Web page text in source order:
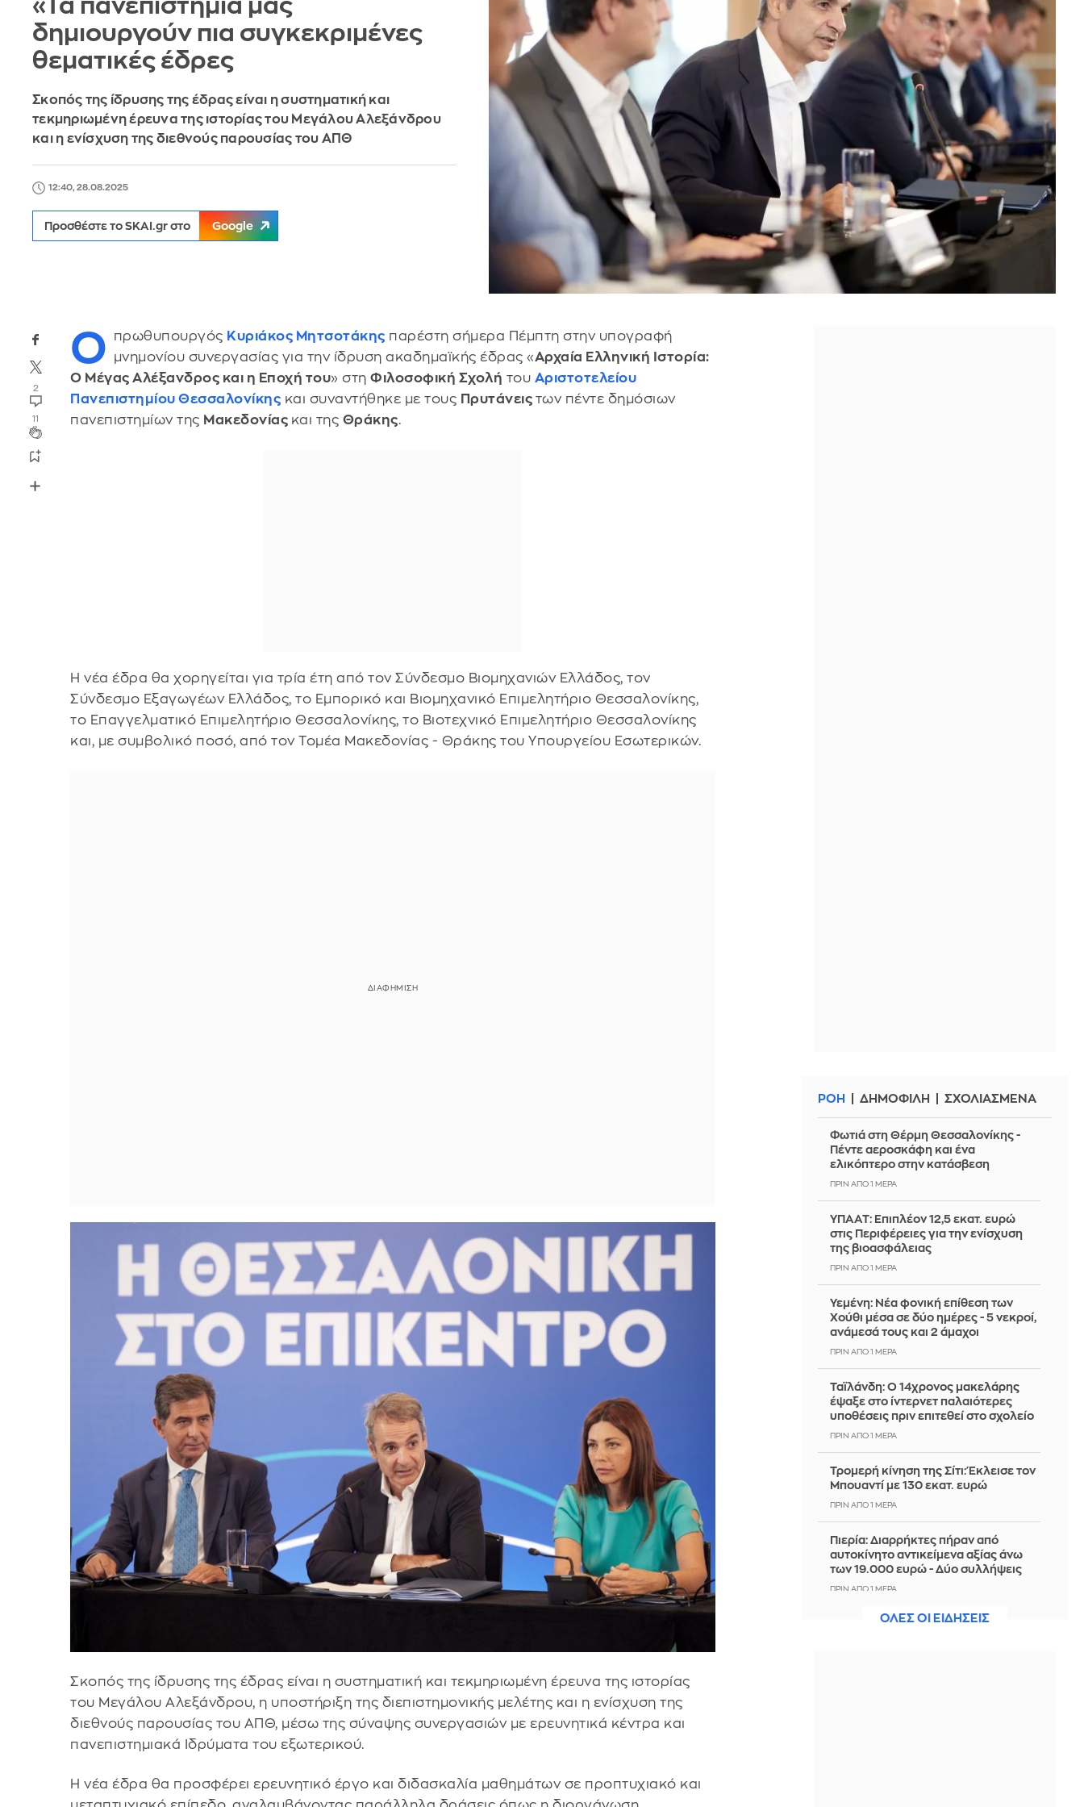
«Τα πανεπιστήμιά μας
δημιουργούν πια συγκεκριμένες
θεματικές έδρες
Σκοπός της ίδρυσης της έδρας είναι η συστηματική και
τεκμηριωμένη έρευνα της ιστορίας του Μεγάλου Αλεξάνδρου
και η ενίσχυση της διεθνούς παρουσίας του ΑΠΘ
12:40, 28.08.2025
Προσθέστε το SKAI.gr στο Google
2
11
Ο πρωθυπουργός Κυριάκος Μητσοτάκης παρέστη σήμερα Πέμπτη στην υπογραφή
μνημονίου συνεργασίας για την ίδρυση ακαδημαϊκής έδρας «Αρχαία Ελληνική Ιστορία:
Ο Μέγας Αλέξανδρος και η Εποχή του» στηΦιλοσοφική Σχολή του Αριστοτελείου
Πανεπιστημίου Θεσσαλονίκης και συναντήθηκε με τους Πρυτάνεις των πέντε δημόσιων
πανεπιστημίων της Μακεδονίας και της Θράκης.
Η νέα έδρα θα χορηγείται για τρία έτη από τον Σύνδεσμο Βιομηχανιών Ελλάδος, τον
Σύνδεσμο Εξαγωγέων Ελλάδος, το Εμπορικό και Βιομηχανικό Επιμελητήριο Θεσσαλονίκης,
το Επαγγελματικό Επιμελητήριο Θεσσαλονίκης, το Βιοτεχνικό Επιμελητήριο Θεσσαλονίκης
και, με συμβολικό ποσό, από τον Τομέα Μακεδονίας - Θράκης του Υπουργείου Εσωτερικών.
Σκοπός της ίδρυσης της έδρας είναι η συστηματική και τεκμηριωμένη έρευνα της ιστορίας
του Μεγάλου Αλεξάνδρου, η υποστήριξη της διεπιστημονικής μελέτης και η ενίσχυση της
διεθνούς παρουσίας του ΑΠΘ, μέσω της σύναψης συνεργασιών με ερευνητικά κέντρα και
πανεπιστημιακά Ιδρύματα του εξωτερικού.
Η νέα έδρα θα προσφέρει ερευνητικό έργο και διδασκαλία μαθημάτων σε προπτυχιακό και
ΡΟΗ ΔΗΜΟΦΙΛΗ ΣΧΟΛΙΑΣΜΕΝΑ
Φωτιά στη Θέρμη Θεσσαλονίκης -
Πέντε αεροσκάφη και ένα
ελικόπτερο στην κατάσβεση
ΠΡΙΝ ΑΠΌ 1 ΜΈΡΑ
ΥΠΑΑΤ: Επιπλέον 12,5 εκατ. ευρώ
στις Περιφέρειες για την ενίσχυση
της βιοασφάλειας
ΠΡΙΝ ΑΠΌ 1 ΜΈΡΑ
Υεμένη: Νέα φονική επίθεση των
Χούθι μέσα σε δύο ημέρες - 5 νεκροί,
ανάμεσά τους και 2 άμαχοι
ΠΡΙΝ ΑΠΌ 1 ΜΈΡΑ
Ταϊλάνδη: Ο 14χρονος μακελάρης
έψαξε στο ίντερνετ παλαιότερες
υποθέσεις πριν επιτεθεί στο σχολείο
ΠΡΙΝ ΑΠΌ 1 ΜΈΡΑ
Τρομερή κίνηση της Σίτι: Έκλεισε τον
Μπουαντί με 130 εκατ. ευρώ
ΠΡΙΝ ΑΠΌ 1 ΜΈΡΑ
Πιερία: Διαρρήκτες πήραν από
αυτοκίνητο αντικείμενα αξίας άνω
των 19.000 ευρώ - Δύο συλλήψεις
ΠΡΙΝ ΑΠΌ 1 ΜΈΡΑ
Φονικές πλημμύρες από τους
ΟΛΕΣ ΟΙ ΕΙΔΗΣΕΙΣ